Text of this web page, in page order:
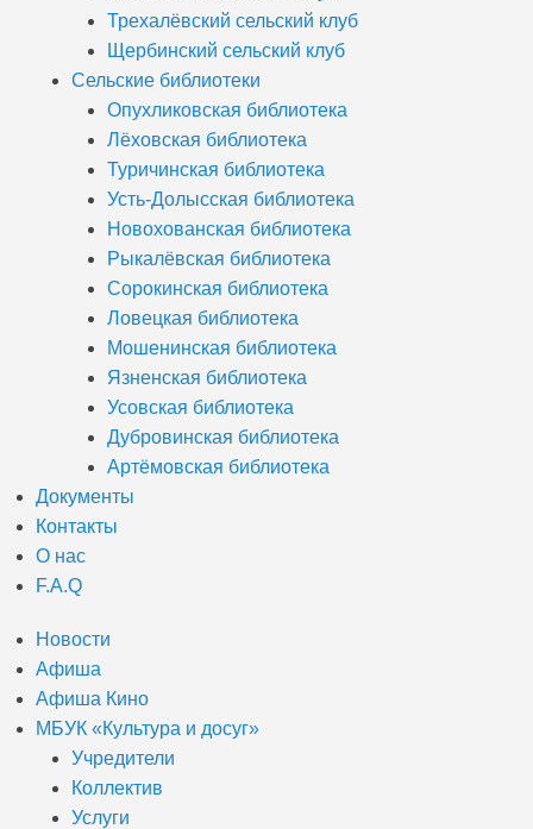
Трехалёвский сельский клуб
Щербинский сельский клуб
Сельские библиотеки
Опухликовская библиотека
Лёховская библиотека
Туричинская библиотека
Усть-Долысская библиотека
Новохованская библиотека
Рыкалёвская библиотека
Сорокинская библиотека
Ловецкая библиотека
Мошенинская библиотека
Язненская библиотека
Усовская библиотека
Дубровинская библиотека
Артёмовская библиотека
Документы
Контакты
О нас
F.A.Q
Новости
Афиша
Афиша Кино
МБУК «Культура и досуг»
Учредители
Коллектив
Услуги